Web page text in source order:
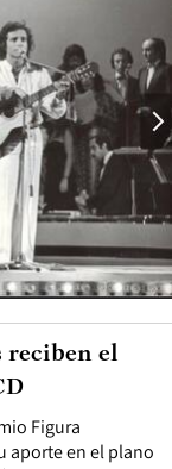
Figura
aporte en el plano
reciben el